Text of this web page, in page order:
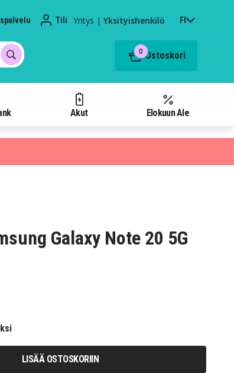
Tili Yritys | Yksityishenkilö FI
0 Ostoskori
Akut Elokuun Ale
Galaxy Note 20 5G
LISÄÄ OSTOSKORIIN